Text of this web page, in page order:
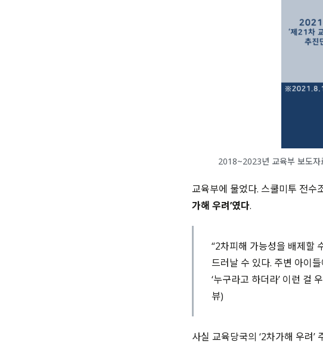
2018~2023년 교육부 보도자
교육부에 물었다. 스쿨미투 전수
가해 우려’였다.
“2차피해 가능성을 배제할
드러날 수 있다. 주변 아이
‘누구라고 하더라’ 이런 걸
뷰)
사실 교육당국의 ‘2차가해 우려’